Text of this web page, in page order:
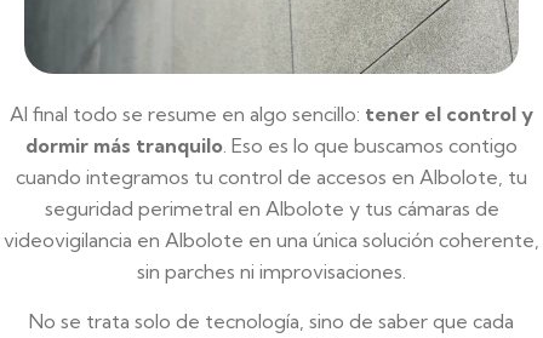
Al final todo se resume en algo sencillo: tener el control y
dormir más tranquilo. Eso es lo que buscamos contigo
cuando integramos tu control de accesos en Albolote, tu
seguridad perimetral en Albolote y tus cámaras de
videovigilancia en Albolote en una única solución coherente,
sin parches ni improvisaciones.
No se trata solo de tecnología, sino de saber que cada